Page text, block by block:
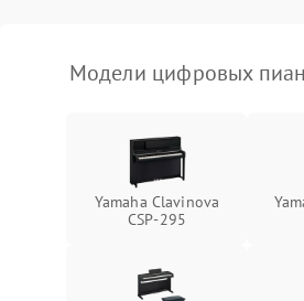
Модели цифровых
Yamaha Clavinova
CSP-295